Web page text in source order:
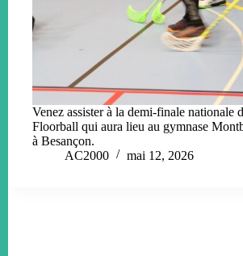
Venez assister à la demi-finale nationale
Floorball qui aura lieu au gymnase
à Besançon.
AC2000
mai 12, 2026